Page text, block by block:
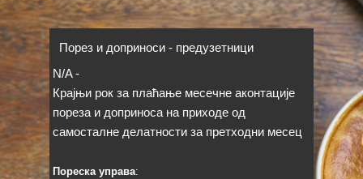
Порез и доприноси - предузетници
N/A-
Крајњи рок за плаћање месечне аконтације
пореза и доприноса на приходе од
самосталне делатности за претходни месец
Пореска управа: